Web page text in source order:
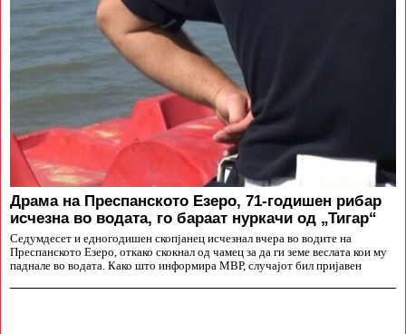
Драма на Преспанското Езеро, 71-годишен рибар
исчезна во водата, го бараат нуркачи од „Тигар“
Седумдесет и едногодишен скопјанец исчезнал вчера во водите на
Преспанското Езеро, откако скокнал од чамец за да ги земе веслата кои му
паднале во водата. Како што информира МВР, случајот бил пријавен